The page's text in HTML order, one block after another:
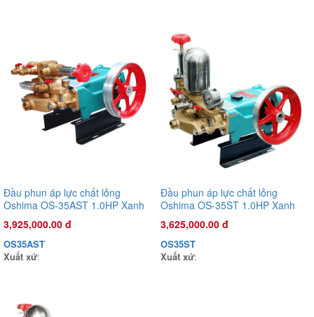
Đầu phun áp lực chất lỏng Con Ong Vàng COV26C 1.0HP Cam
1,135,000.00 đ
COV26C
Xuất xứ :
Đầu phun áp lực chất lỏng
Oshima OS-35AST 1.0HP Xanh
đậm (hoạt động bằng sức kéo
động cơ)
3,925,000.00 đ
OS35AST
Xuất xứ:
Đầu phun áp lực chất lỏng
Oshima OS-35ST 1.0HP Xanh
đậm (hoạt động bằng sức kéo
động cơ)
3,625,000.00 đ
OS35ST
Xuất xứ: